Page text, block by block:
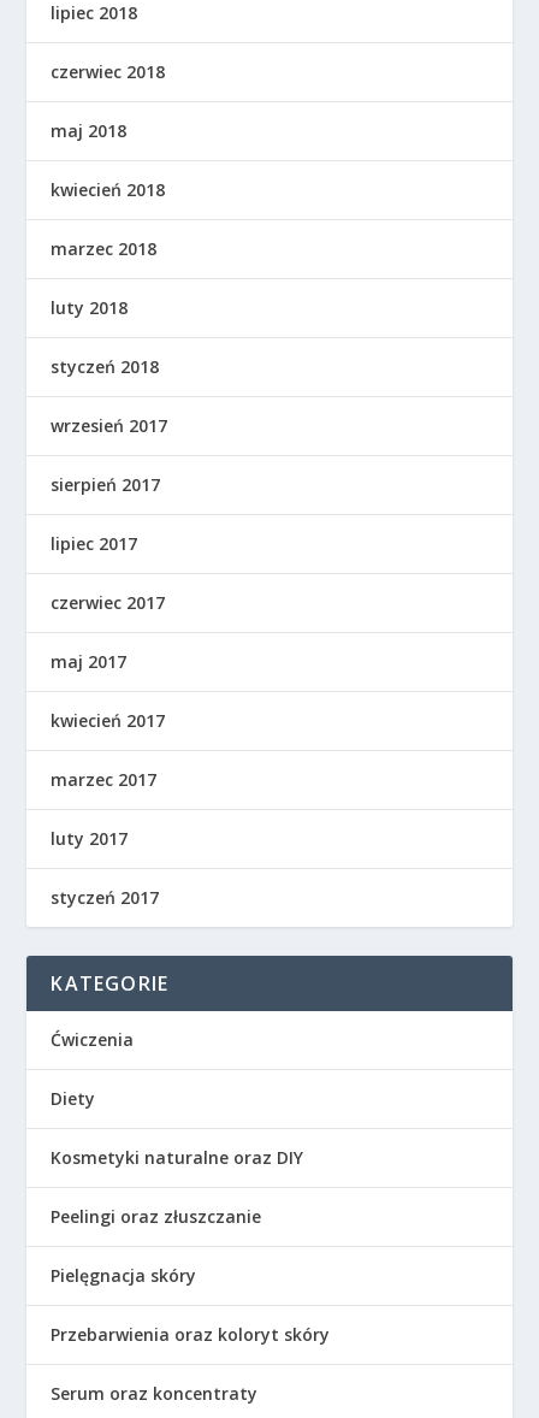
lipiec 2018
czerwiec 2018
maj 2018
kwiecień 2018
marzec 2018
luty 2018
styczeń 2018
wrzesień 2017
sierpień 2017
lipiec 2017
czerwiec 2017
maj 2017
kwiecień 2017
marzec 2017
luty 2017
styczeń 2017
KATEGORIE
Ćwiczenia
Diety
Kosmetyki naturalne oraz DIY
Peelingi oraz złuszczanie
Pielęgnacja skóry
Przebarwienia oraz koloryt skóry
Serum oraz koncentraty